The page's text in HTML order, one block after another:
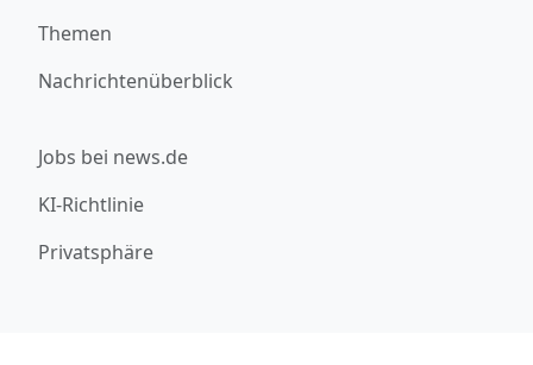
Themen
Nachrichtenüberblick
Jobs bei news.de
KI-Richtlinie
Privatsphäre